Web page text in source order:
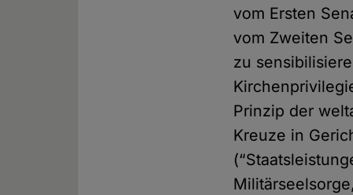
vom Ersten
vom Zweiten
zu
Prinzip der
Kreuze in